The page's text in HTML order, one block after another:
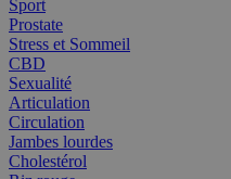
Sport
Prostate
Stress et Sommeil
CBD
Sexualité
Articulation
Circulation
Jambes lourdes
Cholestérol